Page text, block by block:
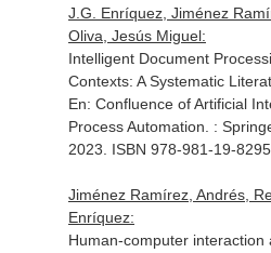
J.G. Enríquez, Jiménez
Oliva, Jesús Miguel:
Intelligent Document
Contexts: A Systematic
En: Confluence of Artificial
Process Automation . :
2023. ISBN 978-981-19-
Jiménez Ramírez, Andrés,
Enríquez:
Human-computer interaction